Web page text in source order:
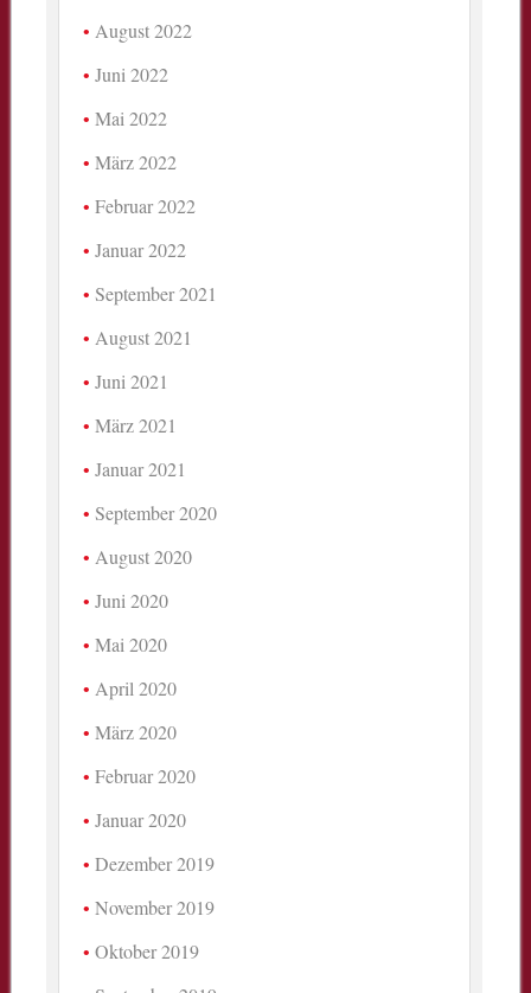
August 2022
Juni 2022
Mai 2022
März 2022
Februar 2022
Januar 2022
September 2021
August 2021
Juni 2021
März 2021
Januar 2021
September 2020
August 2020
Juni 2020
Mai 2020
April 2020
März 2020
Februar 2020
Januar 2020
Dezember 2019
November 2019
Oktober 2019